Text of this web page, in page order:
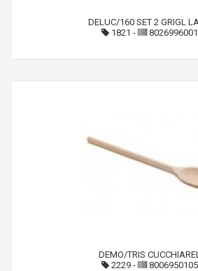
DELUC/160 SET 2 GRIGL
1821 -
DEMO/TRIS
2229-